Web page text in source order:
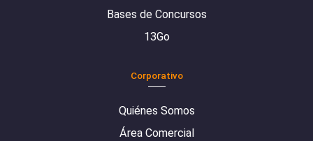
Bases de Concursos
13Go
Corporativo
Quiénes Somos
Área Comercial